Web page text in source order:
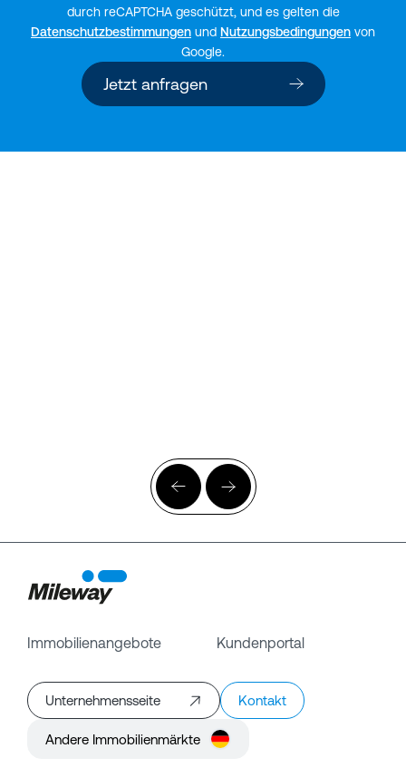
durch reCAPTCHA geschützt, und es gelten die
Datenschutzbestimmungen und Nutzungsbedingungen von
Google.
Jetzt anfragen
Immobilienangebote Kundenportal
Unternehmensseite Kontakt
Andere Immobilienmärkte